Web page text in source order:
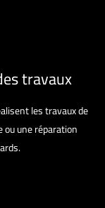
travaux
les travaux de
ou une réparation